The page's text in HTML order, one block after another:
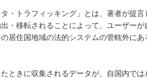
・トラフィッキング」とは、著者が提
・移転されることによって、ユーザー
居住国地域の法的システムの管轄外に
ときに収集されるデータが、自国内で